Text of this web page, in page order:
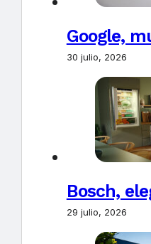
Google,
30 julio, 2026
Bosch,
29 julio, 2026